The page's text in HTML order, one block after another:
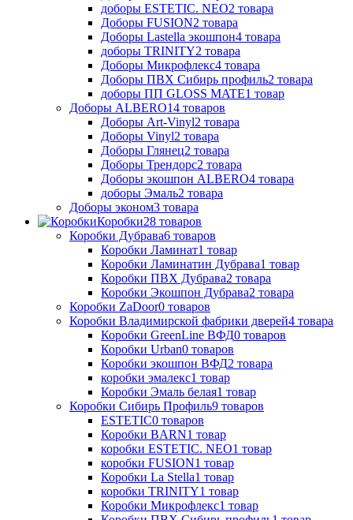
доборы ESTETIC. NEO2 товара
Доборы FUSION2 товара
Доборы Lastella экошпон4 товара
доборы TRINITY2 товара
Доборы Микрофлекс4 товара
Доборы ПВХ Сибирь профиль2 товара
доборы ПП GLOSS MATE1 товар
Доборы ALBERO14 товаров
Доборы Art-Vinyl2 товара
Доборы Vinyl2 товара
Доборы Глянец2 товара
Доборы Трендорс2 товара
Доборы экошпон ALBERO4 товара
доборы Эмаль2 товара
Доборы эконом3 товара
Коробки28 товаров
Коробки Дубрава6 товаров
Коробки Ламинат1 товар
Коробки Ламинатин Дубрава1 товар
Коробки ПВХ Дубрава2 товара
Коробки Экошпон Дубрава2 товара
Коробки ZaDoor0 товаров
Коробки Владимирской фабрики дверей4 товара
Коробки GreenLine ВФД0 товаров
Коробки Urban0 товаров
Коробки экошпон ВФД2 товара
коробки эмалекс1 товар
Коробки Эмаль белая1 товар
Коробки Сибирь Профиль9 товаров
ESTETIC0 товаров
Коробки BARN1 товар
коробки ESTETIC. NEO1 товар
коробки FUSION1 товар
Коробки La Stella1 товар
коробки TRINITY1 товар
Коробки Микрофлекс1 товар